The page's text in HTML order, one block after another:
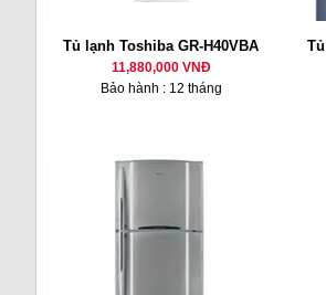
Tủ lạnh Toshiba GR-H40VBA
11,880,000 VNĐ
Bảo hành : 12 tháng